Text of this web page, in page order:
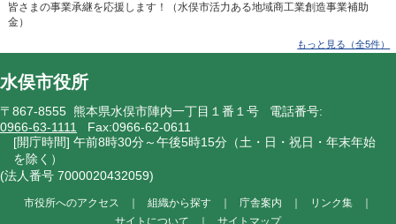
皆さまの事業承継を応援します！（水俣市活力ある地域商工業創造事業補助
金）
もっと見る（全5件）
水俣市役所
〒867-8555 熊本県水俣市陣内一丁目１番１号 電話番号:
0966-63-1111 Fax:0966-62-0611
[開庁時間] 午前8時30分～午後5時15分（土・日・祝日・年末年始
を除く）
(法人番号 7000020432059)
市役所へのアクセス 組織から探す 庁舎案内 リンク集
サイトについて
サイトマップ